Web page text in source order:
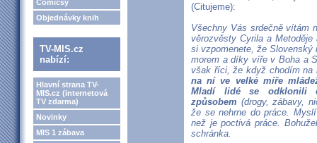
Comicsy
Objednávky knih
TV-MIS.cz
nabízí:
Hlavní strana TV-
MIS.cz (internetová
TV zdarma)
Novinky
MIS 1 zábava
(Citujeme):
Všechny Vás srdečně vítám
věrozvěsty Cyrila a
si vzpomenete, že Slovenský
morem a díky víře v Boha a
však říci, že když chodím
na ní ve velké míře
Mladí lidé se odklonili
způsobem (drogy, zábavy,
že se nehrne do práce.
než je poctivá práce.
schránka.